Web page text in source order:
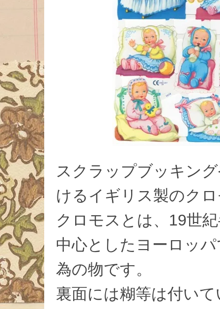
スクラップブッキン
けるイギリス製のク
クロモスとは、19世
中心としたヨーロッ
為の物です。
裏面には糊等は付い